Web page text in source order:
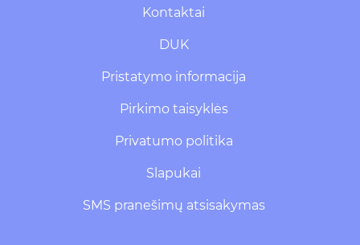
Kontaktai
DUK
Pristatymo informacija
Pirkimo taisyklės
Privatumo politika
Slapukai
SMS pranešimų atsisakymas